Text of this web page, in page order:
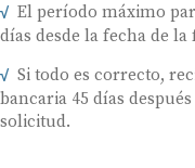
El período máximo
días desde la fecha de
Si todo es correcto,
bancaria 45 días
solicitud.